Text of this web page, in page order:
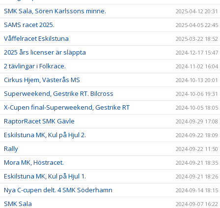
SMK Sala, Sören Karlssons minne. 2025-04-12 20:31
SAMS racet 2025. 2025-04-05 22:45
Våffelracet Eskilstuna 2025-03-22 18:52
2025 års licenser är släppta 2024-12-17 15:47
2 tävlingar i Folkrace. 2024-11-02 16:04
Cirkus Hjem, Västerås MS 2024-10-13 20:01
Superweekend, Gestrike RT. Bilcross 2024-10-06 19:31
X-Cupen final-Superweekend, Gestrike RT 2024-10-05 18:05
RaptorRacet SMK Gävle 2024-09-29 17:08
Eskilstuna MK, Kul på Hjul 2. 2024-09-22 18:09
Rally 2024-09-22 11:50
Mora MK, Höstracet. 2024-09-21 18:35
Eskilstuna MK, Kul på Hjul 1. 2024-09-21 18:26
Nya C-cupen delt. 4 SMK Söderhamn 2024-09-14 18:15
SMK Sala 2024-09-07 16:22